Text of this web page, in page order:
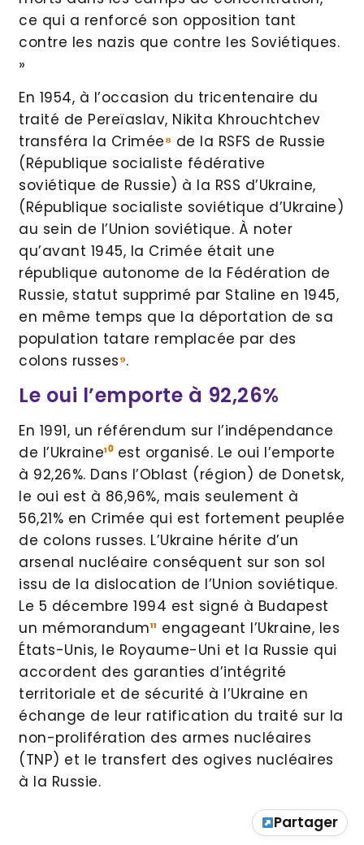
ce qui a renforcé son opposition tant
contre les nazis que contre les Soviétiques.
»
En 1954, à l’occasion du tricentenaire du
traité de Pereïaslav, Nikita Khrouchtchev
transféra la Crimée⁸ de la RSFS de Russie
(République socialiste fédérative
soviétique de Russie) à la RSS d’Ukraine,
(République socialiste soviétique d’Ukraine)
au sein de l’Union soviétique. À noter
qu’avant 1945, la Crimée était une
république autonome de la Fédération de
Russie, statut supprimé par Staline en 1945,
en même temps que la déportation de sa
population tatare remplacée par des
colons russes⁹.
Le oui l’emporte à 92,26%
En 1991, un référendum sur l’indépendance
de l’Ukraine¹⁰est organisé. Le oui l’emporte
à 92,26%. Dans l’Oblast (région) de Donetsk,
le oui est à 86,96%, mais seulement à
56,21% en Crimée qui est fortement peuplée
de colons russes. L’Ukraine hérite d’un
arsenal nucléaire conséquent sur son sol
issu de la dislocation de l’Union soviétique.
Le 5 décembre 1994 est signé à Budapest
un mémorandum¹¹ engageant l’Ukraine, les
États-Unis, le Royaume-Uni et la Russie qui
accordent des garanties d’intégrité
territoriale et de sécurité à l’Ukraine en
échange de leur ratification du traité sur la
non-prolifération des armes nucléaires
(TNP) et le transfert des ogives nucléaires
à la Russie.
Partager